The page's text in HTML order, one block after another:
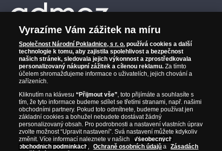
Vyrazíme Vám zážitek na míru
Společnost Národní Pokladnice, s r. o. používá cookies a další
technologie k tomu, aby zajistila spolehlivost a bezpečnost
našich stránek, sledovala jejich výkonnost a zprostředkovala
personalizovaný nákupní zážitek a cílenou reklamu. Za tímto
účelem shromažďujeme informace o uživatelích, jejich chování a
zařízeních.
Kliknutím na klávesu“Přijmout vše”, toto přijímáte a souhlasíte s
tím, že tyto informace budeme sdílet se třetími stranami, např. našimi
obchodními partnery. Pokud toto odmítnete, budeme používat jen
základní cookies a bohužel nebudete dostávat žádný
personalizovaný obsah. Pro podrobnosti a nastavení vlastních úprav
zvolte možnost “Upravit nastavení”. Svá nastavení můžete kdykoliv
změnit. Více informací naleznete v našich
Všeobecných
obchodních podmínkách , Ochraně osobních údajů a
Zásadách